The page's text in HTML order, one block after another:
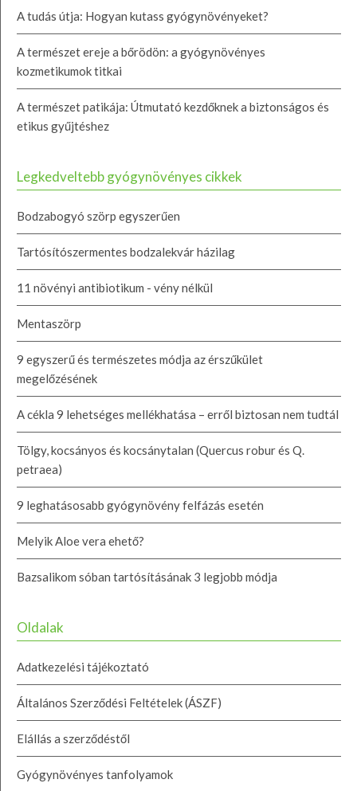
A tudás útja: Hogyan kutass gyógynövényeket?
A természet ereje a bőrödön: a gyógynövényes
kozmetikumok titkai
A természet patikája: Útmutató kezdőknek a biztonságos és
etikus gyűjtéshez
Legkedveltebb gyógynövényes cikkek
Bodzabogyó szörp egyszerűen
Tartósítószermentes bodzalekvár házilag
11 növényi antibiotikum - vény nélkül
Mentaszörp
9 egyszerű és természetes módja az érszűkület
megelőzésének
A cékla 9 lehetséges mellékhatása – erről biztosan nem tudtál
Tölgy, kocsányos és kocsánytalan (Quercus robur és Q.
petraea)
9 leghatásosabb gyógynövény felfázás esetén
Melyik Aloe vera ehető?
Bazsalikom sóban tartósításának 3 legjobb módja
Oldalak
Adatkezelési tájékoztató
Általános Szerződési Feltételek (ÁSZF)
Elállás a szerződéstől
Gyógynövényes tanfolyamok